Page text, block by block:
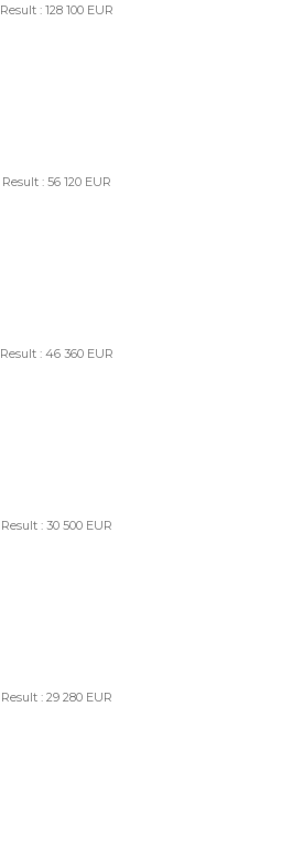
Result : 128 100 EUR
Result : 56 120 EUR
Result : 46 360 EUR
Result : 30 500 EUR
Result : 29 280 EUR